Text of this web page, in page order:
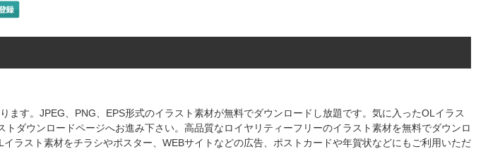
ます。JPEG、PNG、EPS形式のイラスト素材が無料でダウンロードし放題です。気に入ったOLイラス
トダウンロードページへお進み下さい。高品質なロイヤリティーフリーのイラスト素材を無料でダウンロ
ラスト素材をチラシやポスター、WEBサイトなどの広告、ポストカードや年賀状などにもご利用いただ